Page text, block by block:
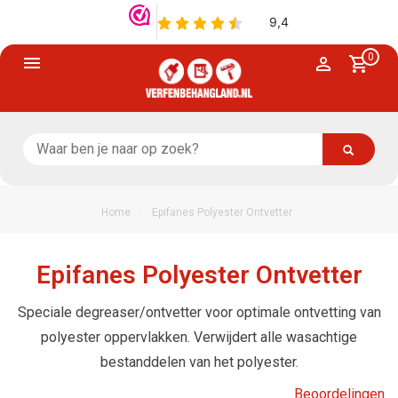
0
Home Epifanes Polyester Ontvetter
Epifanes Polyester Ontvetter
Speciale degreaser/ontvetter voor optimale ontvetting van
polyester oppervlakken. Verwijdert alle wasachtige
bestanddelen van het polyester.
Beoordelingen